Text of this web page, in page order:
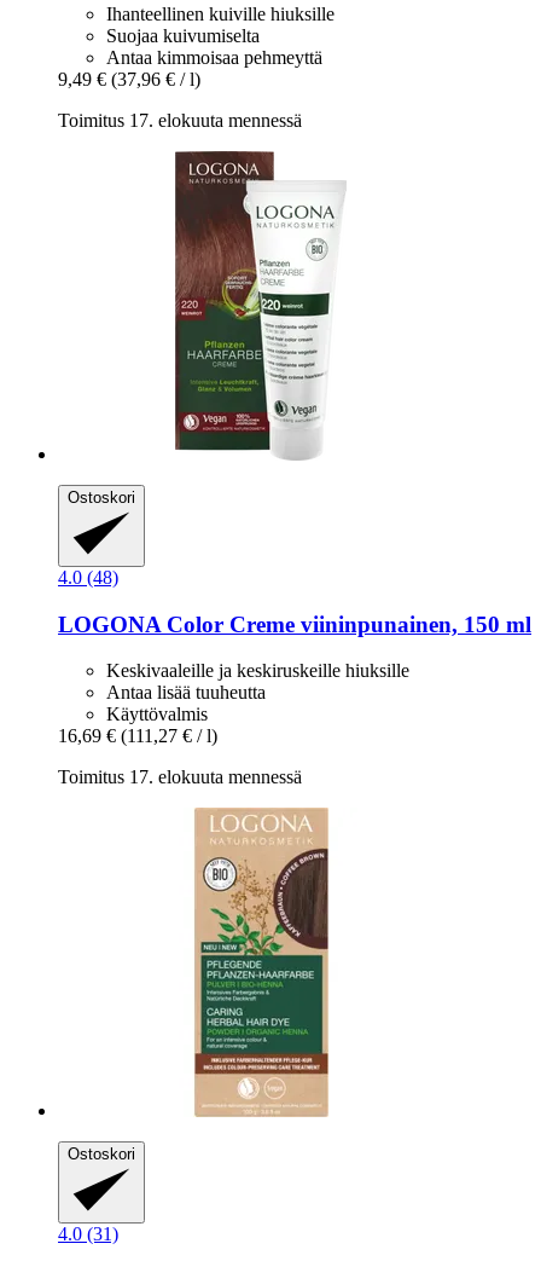
Ihanteellinen kuiville hiuksille
Suojaa kuivumiselta
Antaa kimmoisaa pehmeyttä
9,49 € (37,96 € / l)
Toimitus 17. elokuuta mennessä
Ostoskori
4.0 (48)
LOGONA Color Creme viininpunainen, 150 ml
Keskivaaleille ja keskiruskeille hiuksille
Antaa lisää tuuheutta
Käyttövalmis
16,69 € (111,27 € / l)
Toimitus 17. elokuuta mennessä
Ostoskori
4.0 (31)